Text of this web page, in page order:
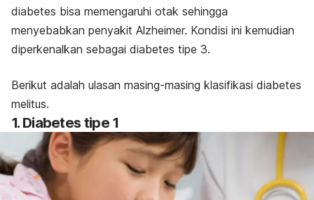
diabetes bisa memengaruhi otak sehingga
menyebabkan penyakit Alzheimer. Kondisi ini kemudian
diperkenalkan sebagai diabetes tipe 3.
Berikut adalah ulasan masing-masing klasifikasi diabetes
melitus.
1. Diabetes tipe 1